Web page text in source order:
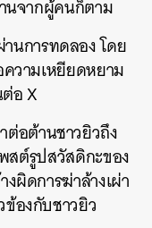
นจากผู้คนก็ตาม
นการทดลอง โดย
วามเหยียดหยาม
อ X
อต้านชาวยิวถึง
สต์รูปสวัสดิกะของ
ผิดการฆ่าล้างเผ่า
องกับชาวยิว